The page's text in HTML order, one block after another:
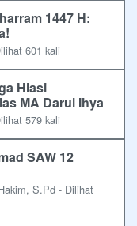
1447 H:
601 kali
Hiasi
MA Darul Ihya
579 kali
SAW 12
S.Pd - Dilihat